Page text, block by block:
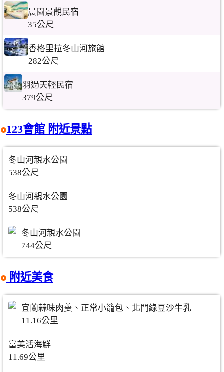
晨園景觀民宿
35公尺
香格里拉冬山河旅館
282公尺
羽過天輕民宿
379公尺
123會館 附近景點
冬山河親水公園
538公尺
冬山河親水公園
538公尺
冬山河親水公園
744公尺
附近美食
宜蘭蒜味肉羹、正常小籠包、北門綠豆沙牛乳
11.16公里
富美活海鮮
11.69公里